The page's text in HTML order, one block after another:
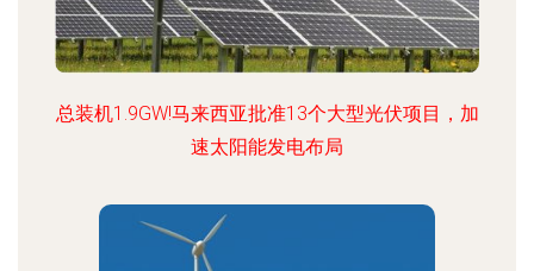
总装机1.9GW!马来西亚批准13个大型光伏项目，加
速太阳能发电布局